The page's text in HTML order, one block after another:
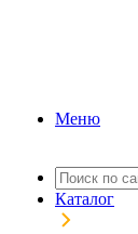
Меню
Каталог